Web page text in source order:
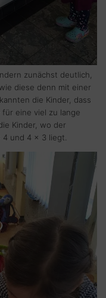
zunächst deutlich,
diese denn mit einer
die Kinder, dass
eine viel zu lange
Kinder, wo der
und 4 x 3 liegt.